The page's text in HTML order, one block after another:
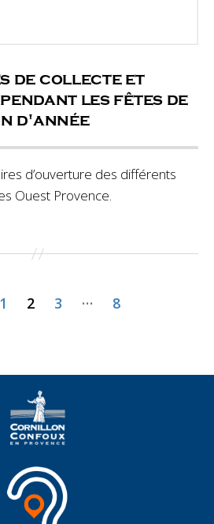
de collecte et
les fêtes de
d'année
d’ouverture des différents
Ouest Provence.
1 2 3 …
8